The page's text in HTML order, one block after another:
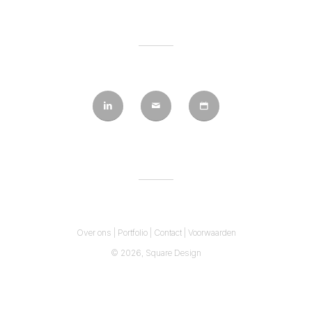
Over ons Portfolio| Contact| Voorwaarden
© 2026, Square Design